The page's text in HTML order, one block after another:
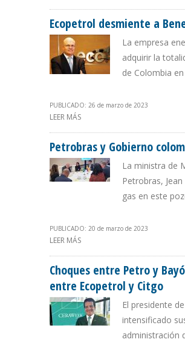
Ecopetrol desmiente a
La empresa
adquirir la
de Colombia
PUBLICADO: 26 de marzo de 2023
LEER MÁS
Petrobras y Gobierno
La ministra de
Petrobras,
gas en este
PUBLICADO: 20 de marzo de 2023
LEER MÁS
Choques entre Petro y
entre Ecopetrol y Citgo
El presidente
intensificado
administración